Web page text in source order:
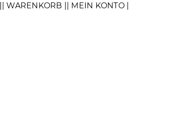
| WARENKORB | | MEIN KONTO |